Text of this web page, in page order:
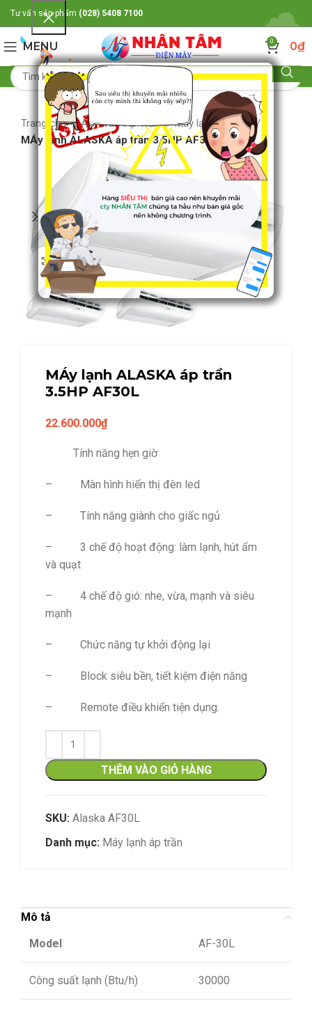
Tư vấn sản phẩm (028) 5408 7100
MENU 0 0₫
Trang chủ Âm Trần-Áp Trần
Máy lạnh áp trần
MÁy lạnh ALASKA áp trần 3.5HP AF30L
Click to enlarge
MÁy lạnh ALASKA áp trần
3.5HP AF30L
22.600.000₫
Tính năng hẹn giờ
– Màn hình hiển thị đèn led
– Tính năng giành cho giấc ngủ
– 3 chế độ hoạt động: làm lạnh, hút ẩm
và quạt
– 4 chế độ gió: nhe, vừa, mạnh và siêu
mạnh
– Chức năng tự khởi động lại
– Block siêu bền, tiết kiệm điện năng
– Remote điều khiển tiện dụng.
THÊM VÀO GIỎ HÀNG
SKU: Alaska AF30L
Danh mục: Máy lạnh áp trần
Mô tả
Model
AF-30L
Công suất lạnh (Btu/h) 30000